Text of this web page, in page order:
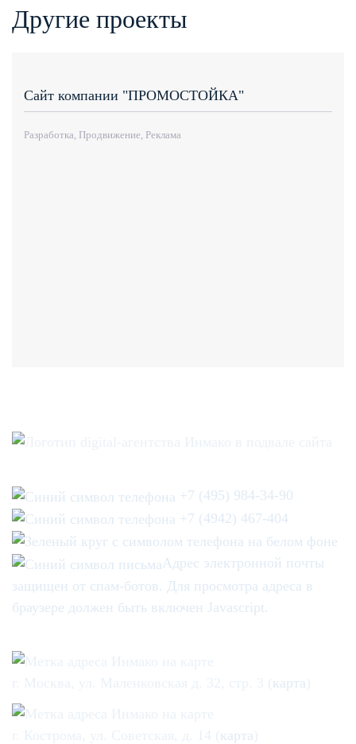
Другие проекты
Сайт компании "ПРОМОСТОЙКА"
Разработка, Продвижение, Реклама
+7 (495) 984-34-90
+7 (4942) 467-404
Адрес электронной почты
защищен от спам-ботов. Для просмотра адреса в
браузере должен быть включен Javascript.
карта
карта